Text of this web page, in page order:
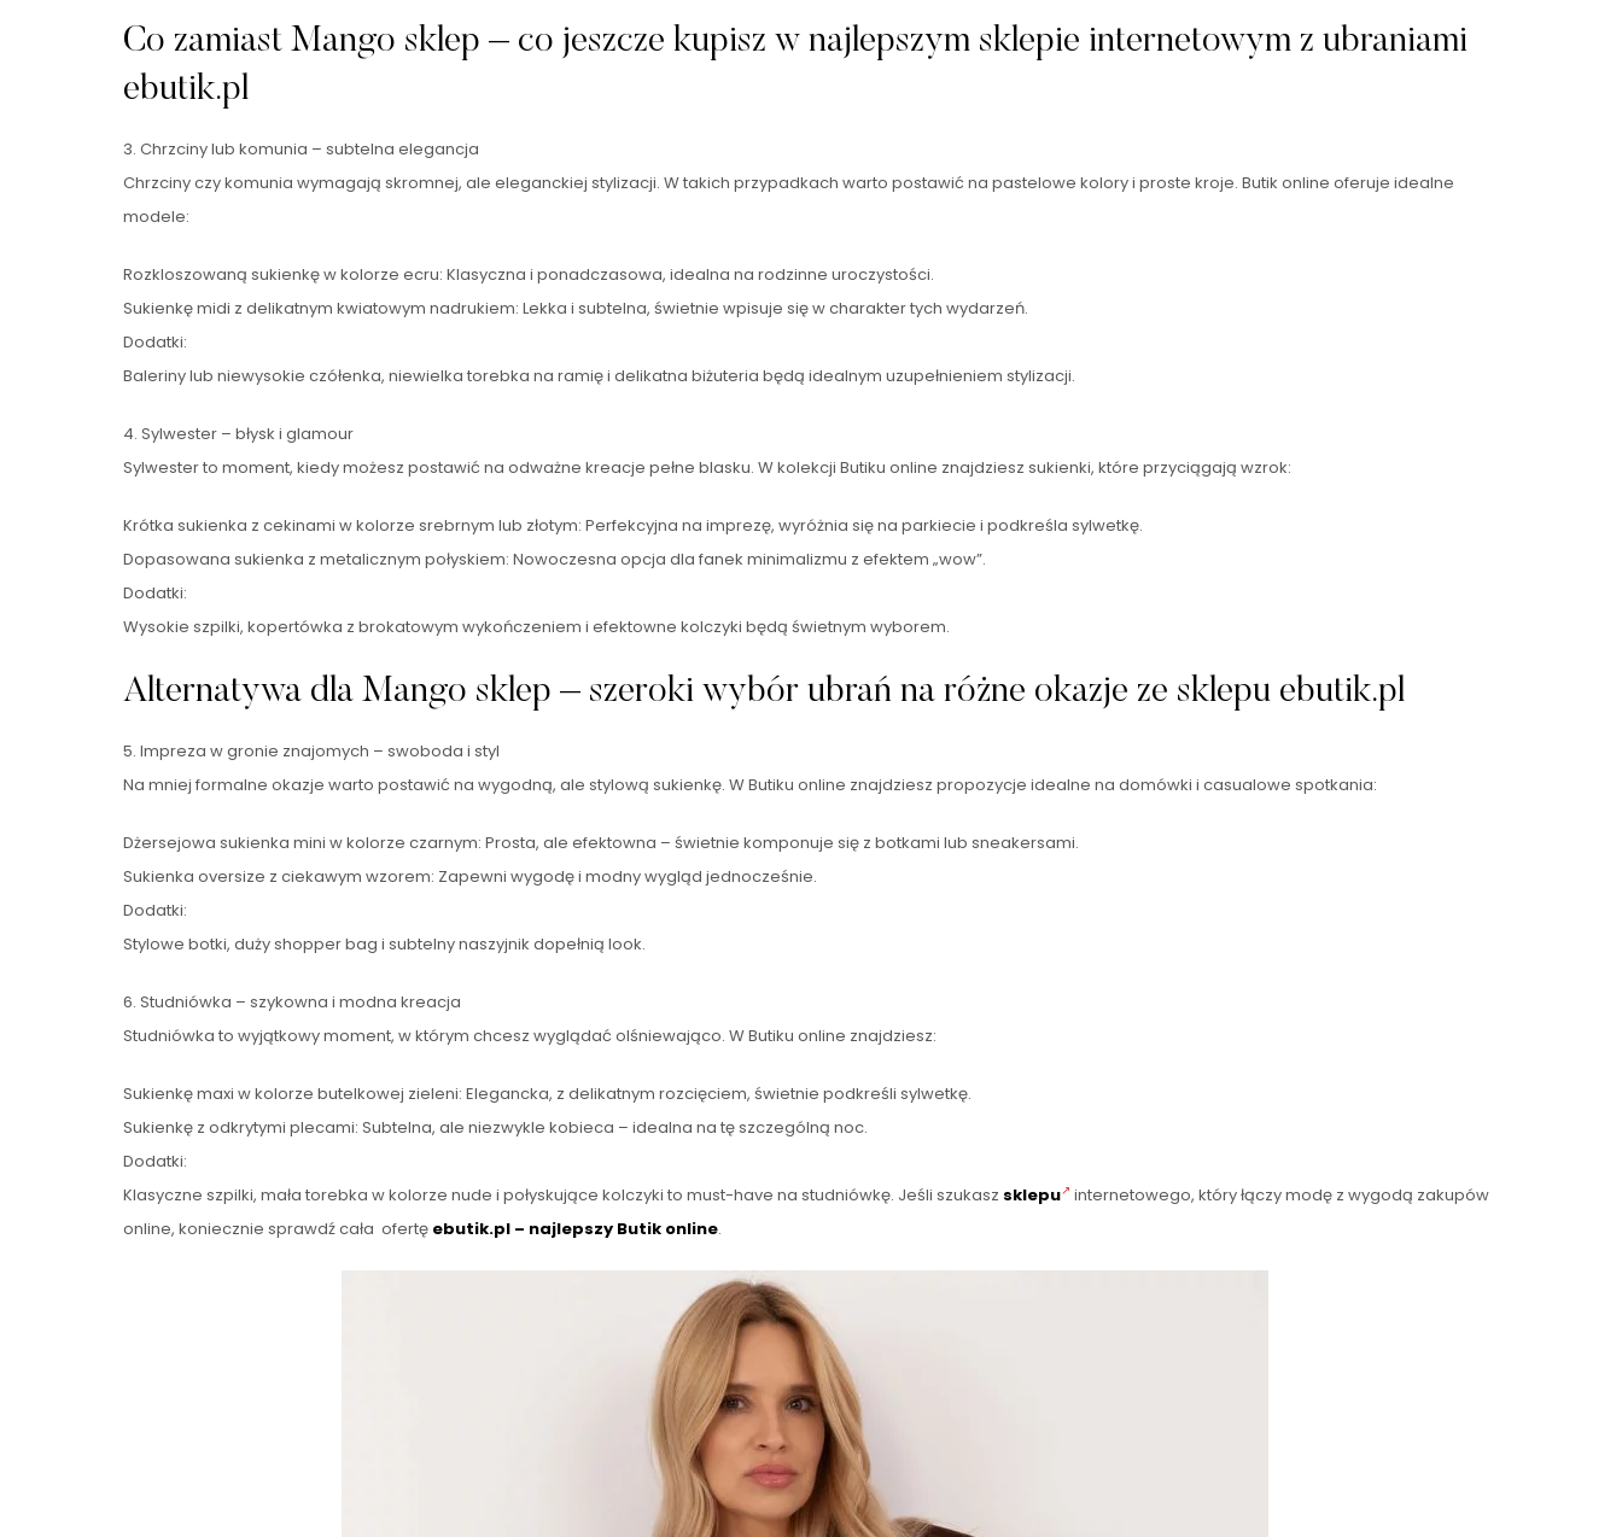
Co zamiast Mango sklep – co jeszcze kupisz w najlepszym sklepie internetowym z ubraniami
ebutik.pl
3. Chrzciny lub komunia – subtelna elegancja
Chrzciny czy komunia wymagają skromnej, ale eleganckiej stylizacji. W takich przypadkach warto postawić na pastelowe kolory i proste kroje. Butik online oferuje idealne
modele:
Rozkloszowaną sukienkę w kolorze ecru: Klasyczna i ponadczasowa, idealna na rodzinne uroczystości.
Sukienkę midi z delikatnym kwiatowym nadrukiem: Lekka i subtelna, świetnie wpisuje się w charakter tych wydarzeń.
Dodatki:
Baleriny lub niewysokie czółenka, niewielka torebka na ramię i delikatna biżuteria będą idealnym uzupełnieniem stylizacji.
4. Sylwester – błysk i glamour
Sylwester to moment, kiedy możesz postawić na odważne kreacje pełne blasku. W kolekcji Butiku online znajdziesz sukienki, które przyciągają wzrok:
Krótka sukienka z cekinami w kolorze srebrnym lub złotym: Perfekcyjna na imprezę, wyróżnia się na parkiecie i podkreśla sylwetkę.
Dopasowana sukienka z metalicznym połyskiem: Nowoczesna opcja dla fanek minimalizmu z efektem „wow”.
Dodatki:
Wysokie szpilki, kopertówka z brokatowym wykończeniem i efektowne kolczyki będą świetnym wyborem.
Alternatywa dla Mango sklep – szeroki wybór ubrań na różne okazje ze sklepu ebutik.pl
5. Impreza w gronie znajomych – swoboda i styl
Na mniej formalne okazje warto postawić na wygodną, ale stylową sukienkę. W Butiku online znajdziesz propozycje idealne na domówki i casualowe spotkania:
Dżersejowa sukienka mini w kolorze czarnym: Prosta, ale efektowna – świetnie komponuje się z botkami lub sneakersami.
Sukienka oversize z ciekawym wzorem: Zapewni wygodę i modny wygląd jednocześnie.
Dodatki:
Stylowe botki, duży shopper bag i subtelny naszyjnik dopełnią look.
6. Studniówka – szykowna i modna kreacja
Studniówka to wyjątkowy moment, w którym chcesz wyglądać olśniewająco. W Butiku online znajdziesz:
Sukienkę maxi w kolorze butelkowej zieleni: Elegancka, z delikatnym rozcięciem, świetnie podkreśli sylwetkę.
Sukienkę z odkrytymi plecami: Subtelna, ale niezwykle kobieca – idealna na tę szczególną noc.
Dodatki:
Klasyczne szpilki, mała torebka w kolorze nude i połyskujące kolczyki to must-have na studniówkę. Jeśli szukasz sklepu internetowego, który łączy modę z wygodą zakupów
online, koniecznie sprawdź cała ofertę ebutik.pl – najlepszy Butik online.